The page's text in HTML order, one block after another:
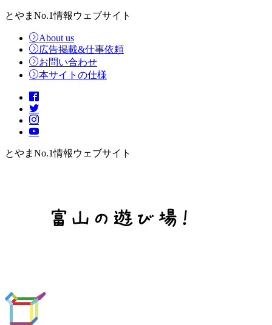
とやまNo.1情報ウェブサイト
About us
広告掲載&仕事依頼
お問い合わせ
本サイトの仕様
とやまNo.1情報ウェブサイト